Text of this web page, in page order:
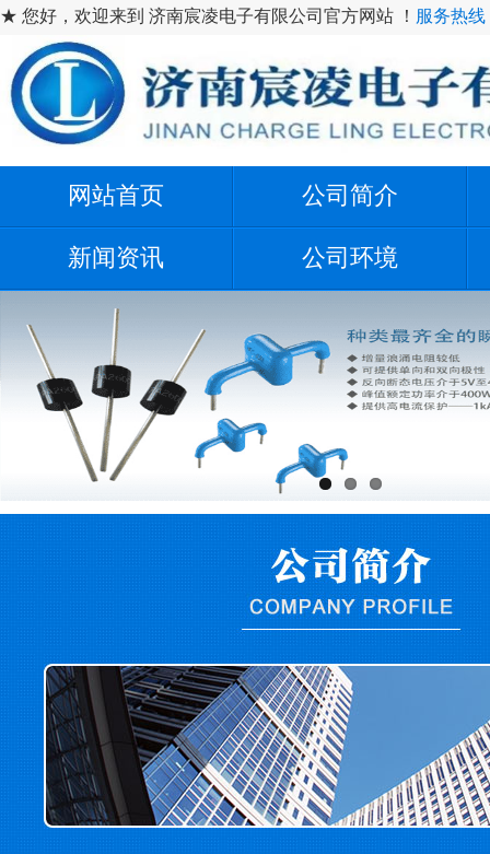
★ 您好，欢迎来到 济南宸凌电子有限公司官方网站 ！ 服务热线
网站首页 公司简介
新闻资讯 公司环境